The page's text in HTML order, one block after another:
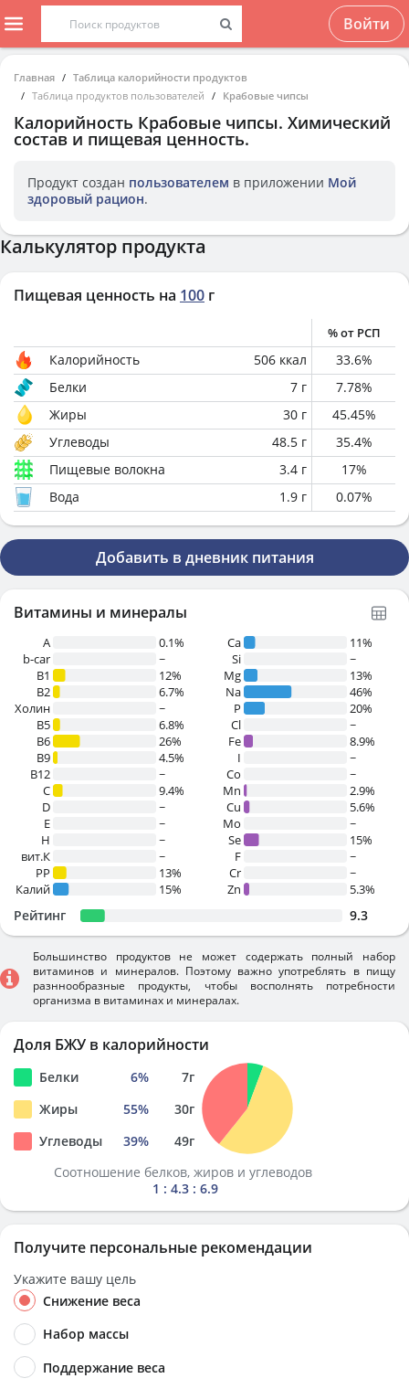
Войти
Главная
Таблица калорийности продуктов
Таблица продуктов пользователей
Крабовые чипсы
Калорийность Крабовые чипсы. Химический
состав и пищевая ценность.
Продукт создан пользователем в приложении Мой
здоровый рацион.
Калькулятор продукта
Пищевая ценность на 100 г
% от РСП
Калорийность 506 ккал 33.6%
Белки
7 г 7.78%
Жиры
30 г 45.45%
Углеводы
48.5 г 35.4%
Пищевые волокна
3.4 г 17%
Вода
1.9 г 0.07%
Добавить в дневник питания
Витамины и минералы
A
0.1%
b-car
~
В1
12%
B2
6.7%
Холин
~
B5
6.8%
B6
26%
B9
4.5%
B12
~
C
9.4%
D
~
E
~
H
~
вит.К
~
PP
13%
Калий
15%
Ca
11%
Si
~
Mg
13%
Na
46%
P
20%
Cl
~
Fe
8.9%
I
~
Co
~
Mn
2.9%
Cu
5.6%
Mo
~
Se
15%
F
~
Cr
~
Zn
5.3%
Рейтинг 9.3
Большинство продуктов не может содержать полный набор
витаминов и минералов. Поэтому важно употреблять в пищу
разннообразные продукты, чтобы восполнять потребности
организма в витаминах и минералах.
Доля БЖУ в калорийности
Белки 6% 7г
Жиры
55% 30г
Углеводы
39% 49г
Соотношение белков, жиров и углеводов
1 : 4.3 : 6.9
Получите персональные рекомендации
Укажите вашу цель
Снижение веса
Набор массы
Поддержание веса